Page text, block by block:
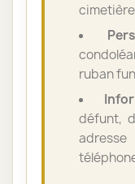
ruban
défunt,